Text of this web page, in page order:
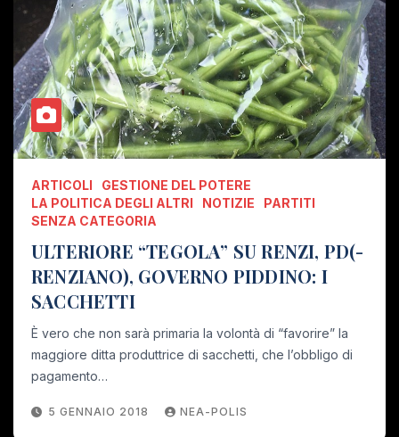
ARTICOLI
GESTIONE DEL POTERE
LA POLITICA DEGLI ALTRI
NOTIZIE
PARTITI
SENZA CATEGORIA
ULTERIORE “TEGOLA” SU RENZI, PD(-
RENZIANO), GOVERNO PIDDINO: I
SACCHETTI
È vero che non sarà primaria la volontà di “favorire” la
maggiore ditta produttrice di sacchetti, che l’obbligo di
pagamento…
5 GENNAIO 2018 NEA-POLIS